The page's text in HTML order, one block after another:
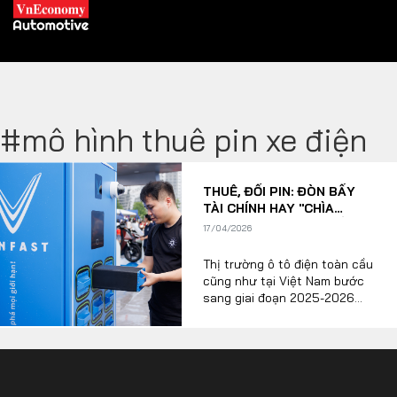
Trang chủ
Tiêu điểm
XE XANH
Xe khác
Hybrid
Xe điện
THỊ TRƯỜNG XE
#mô hình thuê pin xe điện
THUÊ, ĐỔI PIN: ĐÒN BẨY
TÀI CHÍNH HAY "CHÌA
KHÓA" CÔNG NGHỆ MỞ
17/04/2026
Thị trường ô tô điện toàn cầu
cũng như tại Việt Nam bước
sang giai đoạn 2025-2026
doanh mang tính bản lề. Nếu